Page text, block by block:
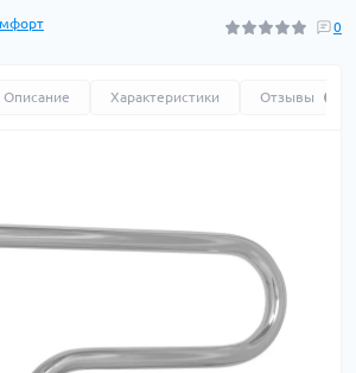
0
Описание Характеристики Отзывы